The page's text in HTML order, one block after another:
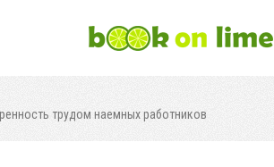
трудом наемных работников